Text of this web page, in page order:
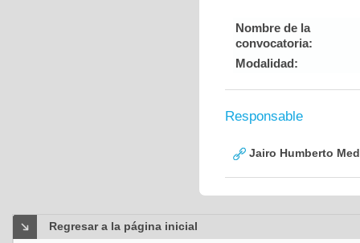
Nombre de la
convocatoria:
Modalidad:
Responsable
Jairo Humberto
Regresar a la página inicial